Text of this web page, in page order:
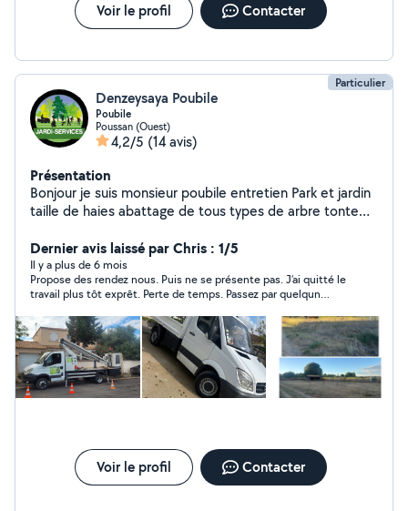
Voir le profil Contacter
Particulier
Denzeysaya Poubile
Poubile
Poussan (Ouest)
4,2/5 (14 avis)
Présentation
Bonjour je suis monsieur poubile entretien Park et jardin
taille de haies abattage de tous types de arbre tonte
nacelle
Dernier avis laissé par Chris : 1/5
Il y a plus de 6 mois
Propose des rendez nous. Puis ne se présente pas. J’ai quitté le
travail plus tôt exprêt. Perte de temps. Passez par quelqun
Voir le profil Contacter